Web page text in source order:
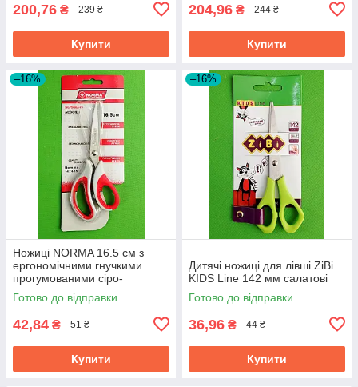
200,76 ₴ 239 ₴
Купити
204,96 ₴ 244 ₴
Купити
–16%
Ножиці NORMA 16.5 см з
ергономічними гнучкими
прогумованими сіро-
червоними ручками 1.8 мм
Готово до відправки
42,84 ₴ 51 ₴
Купити
–16%
Дитячі ножиці для лівші ZiBi
KIDS Line 142 мм салатові
Готово до відправки
36,96 ₴ 44 ₴
Купити